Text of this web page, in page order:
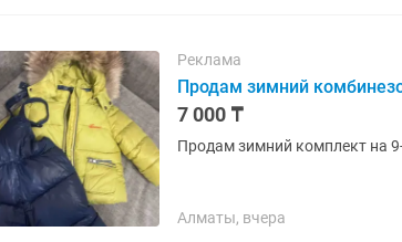
Реклама
Продам зимний
7 000 ₸
Продам зимний комплект на
Алматы, вчера